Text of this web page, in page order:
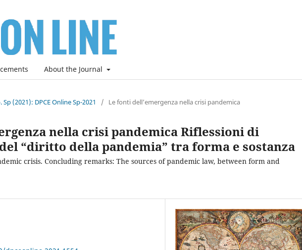
About the Journal
Sp (2021): DPCE Online Sp-2021 / Le fonti dell’emergenza nella crisi pandemica
nella crisi pandemica Riflessioni di
“diritto della pandemia” tra forma e sostanza
crisis. Concluding remarks: The sources of pandemic law, between form and